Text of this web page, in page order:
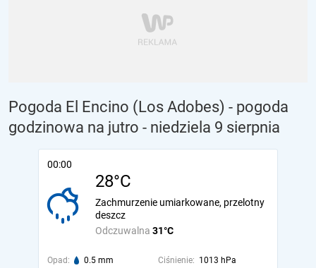
Pogoda El Encino (Los Adobes) - pogoda
godzinowa na jutro - niedziela 9 sierpnia
00:00
28°C
Odczuwalna 31°C
Zachmurzenie umiarkowane, przelotny
deszcz
Opad: 0.5 mm Ciśnienie: 1013 hPa